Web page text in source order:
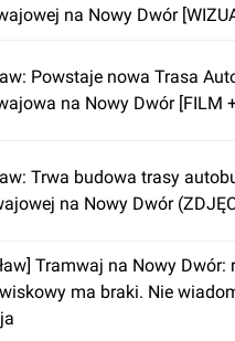
na Nowy Dwór
Powstaje nowa Trasa
na Nowy Dwór [FILM
Trwa budowa trasy
na Nowy Dwór
Tramwaj na Nowy Dwór:
ma braki. Nie